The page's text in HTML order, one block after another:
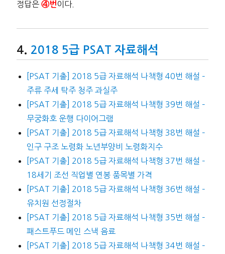
정답은④번 이다.
2018 5급 PSAT 자료해석
[PSAT 기출] 2018 5급 자료해석 나책형 40번 해설 –
주류 주세 탁주 청주 과실주
[PSAT 기출] 2018 5급 자료해석 나책형 39번 해설 –
무궁화호 운행 다이어그램
[PSAT 기출] 2018 5급 자료해석 나책형 38번 해설 –
인구 구조 노령화 노년부양비 노령화지수
[PSAT 기출] 2018 5급 자료해석 나책형 37번 해설 –
18세기 조선 직업별 연봉 품목별 가격
[PSAT 기출] 2018 5급 자료해석 나책형 36번 해설 –
유치원 선정절차
[PSAT 기출] 2018 5급 자료해석 나책형 35번 해설 –
패스트푸드 메인 스낵 음료
[PSAT 기출] 2018 5급 자료해석 나책형 34번 해설 –